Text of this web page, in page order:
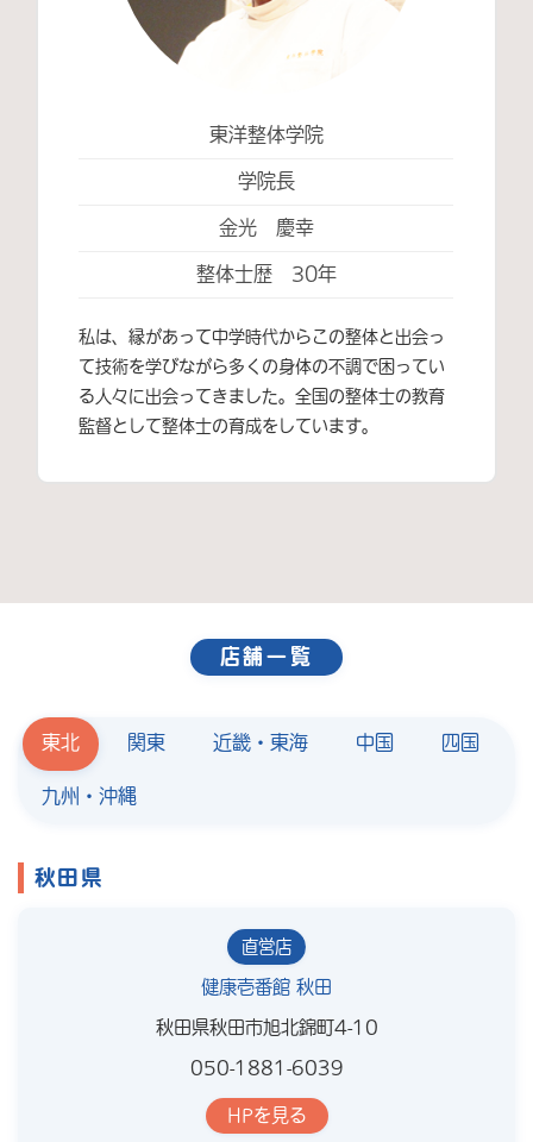
東洋整体学院
学院長
金光 慶幸
整体士歴 30年
私は、縁があって中学時代からこの整体と出会っ
て技術を学びながら多くの身体の不調で困ってい
る人々に出会ってきました。全国の整体士の教育
監督として整体士の育成をしています。
店舗一覧
東北 関東 近畿・東海 中国
四国
九州・沖縄
秋田県
直営店
健康壱番館 秋田
秋田県秋田市旭北錦町4-10
050-1881-6039
HPを見る